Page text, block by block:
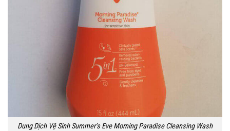
Dung Dịch Vệ Sinh Summer’s Eve Morning Paradise Cleansing Wash